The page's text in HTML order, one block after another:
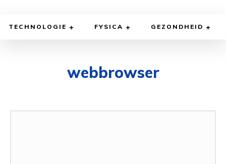
TECHNOLOGIE FYSICA GEZONDHEID
webbrowser